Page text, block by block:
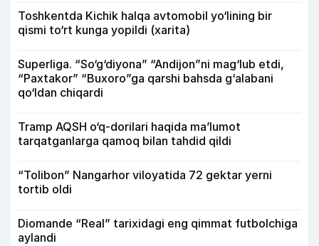
Toshkentda Kichik halqa avtomobil yo‘lining bir
qismi to‘rt kunga yopildi (xarita)
Superliga. “So‘g‘diyona” “Andijon”ni mag‘lub etdi,
“Paxtakor” “Buxoro”ga qarshi bahsda g‘alabani
qo‘ldan chiqardi
Tramp AQSH o‘q-dorilari haqida ma’lumot
tarqatganlarga qamoq bilan tahdid qildi
“Tolibon” Nangarhor viloyatida 72 gektar yerni
tortib oldi
Diomande “Real” tarixidagi eng qimmat futbolchiga
aylandi